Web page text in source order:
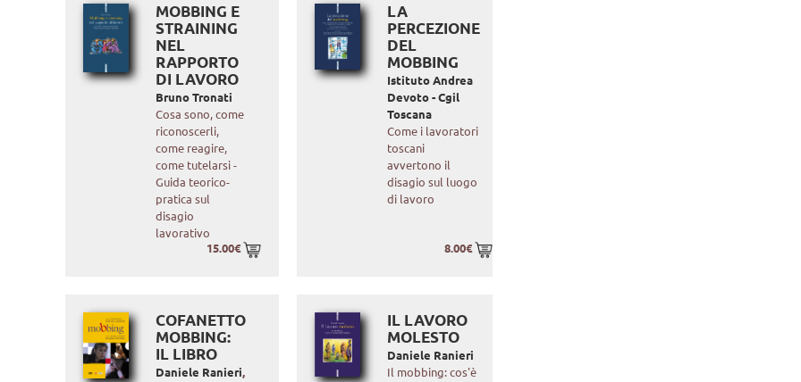
MOBBING E
STRAINING
NEL
RAPPORTO
DI LAVORO
Bruno Tronati
Cosa sono, come
riconoscerli,
come reagire,
come tutelarsi -
Guida teorico-
pratica sul
disagio
lavorativo
15.00€
LA
PERCEZIONE
DEL
MOBBING
Istituto Andrea
Devoto - Cgil
Toscana
Come i lavoratori
toscani
avvertono il
disagio sul luogo
di lavoro
8.00€
COFANETTO
MOBBING:
IL LIBRO
Daniele Ranieri,
IL LAVORO
MOLESTO
Daniele Ranieri
Il mobbing: cos'è